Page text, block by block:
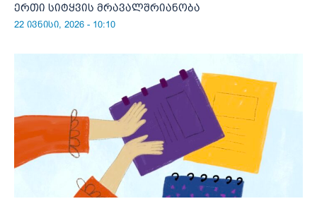
ერთი სიტყვის მრავალშრიანობა
22 ივნისი, 2026 - 10:10